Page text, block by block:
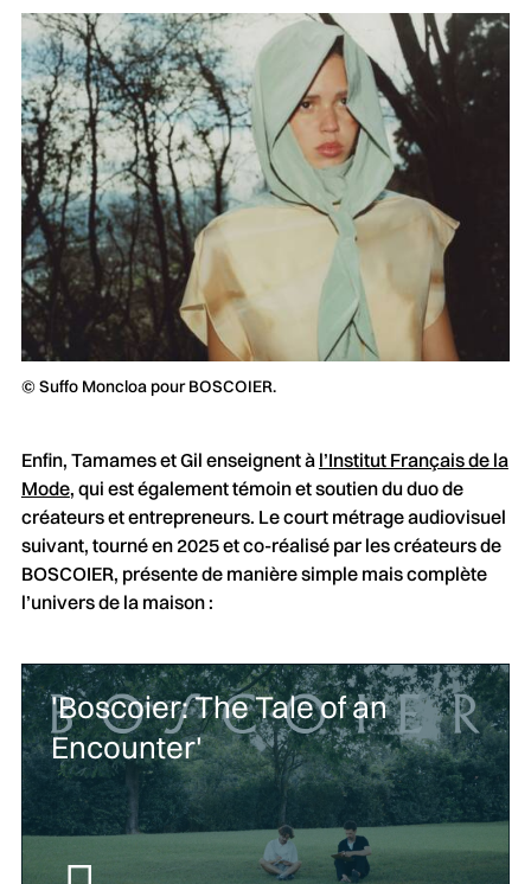
© Suffo Moncloa pour BOSCOIER.
Enfin, Tamames et Gil enseignent à l’Institut Français de la
Mode, qui est également témoin et soutien du duo de
créateurs et entrepreneurs. Le court métrage audiovisuel
suivant, tourné en 2025 et co-réalisé par les créateurs de
BOSCOIER, présente de manière simple mais complète
l’univers de la maison :
'Boscoier: The Tale of an
Encounter'